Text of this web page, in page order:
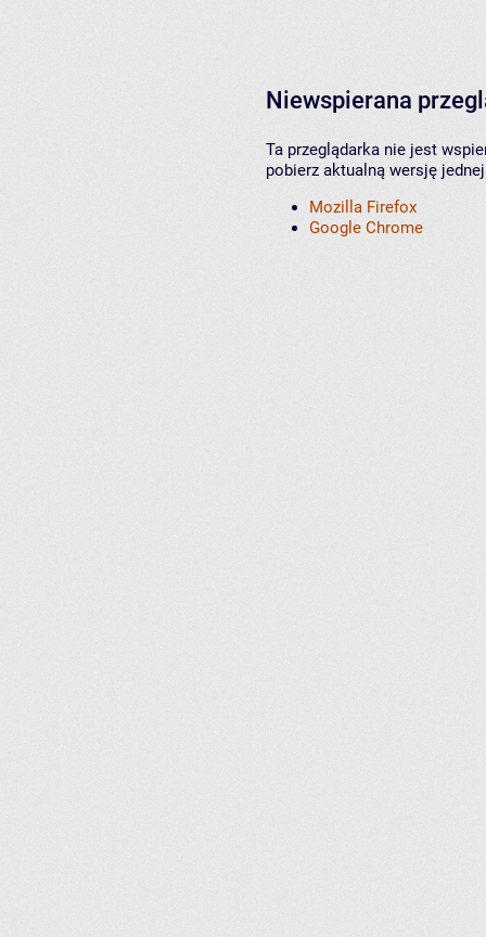
Niewspierana
Ta przeglądarka nie jest
pobierz aktualną wersję
Mozilla Firefox
Google Chrome